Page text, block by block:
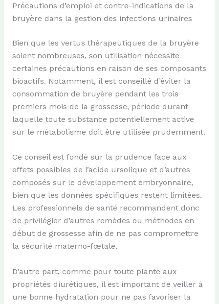
Précautions d’emploi et contre-indications de la
bruyère dans la gestion des infections urinaires
Bien que les vertus thérapeutiques de la bruyère
soient nombreuses, son utilisation nécessite
certaines précautions en raison de ses composants
bioactifs. Notamment, il est conseillé d’éviter la
consommation de bruyère pendant les trois
premiers mois de la grossesse, période durant
laquelle toute substance potentiellement active
sur le métabolisme doit être utilisée prudemment.
Ce conseil est fondé sur la prudence face aux
effets possibles de l’acide ursolique et d’autres
composés sur le développement embryonnaire,
bien que les données spécifiques restent limitées.
Les professionnels de santé recommandent donc
de privilégier d’autres remèdes ou méthodes en
début de grossesse afin de ne pas compromettre
la sécurité materno-fœtale.
D’autre part, comme pour toute plante aux
propriétés diurétiques, il est important de veiller à
une bonne hydratation pour ne pas favoriser la